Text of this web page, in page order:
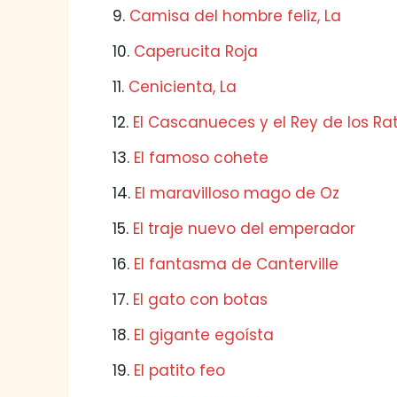
9. Camisa del hombre feliz, La
10. Caperucita Roja
11. Cenicienta, La
12. El Cascanueces y el Rey de los
13. El famoso cohete
14. El maravilloso mago de Oz
15. El traje nuevo del emperador
16. El fantasma de Canterville
17. El gato con botas
18. El gigante egoísta
19. El patito feo